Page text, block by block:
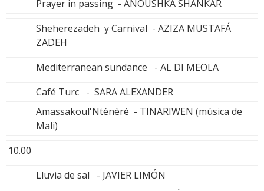
Prayer in passing - ANOUSHKA SHANKAR
Sheherezadeh y Carnival - AZIZA MUSTAFÁ
ZADEH
Mediterranean sundance - AL DI MEOLA
Café Turc - SARA ALEXANDER
Amassakoul'Nténèré - TINARIWEN (música de
Mali)
10.00
Lluvia de sal - JAVIER LIMÓN